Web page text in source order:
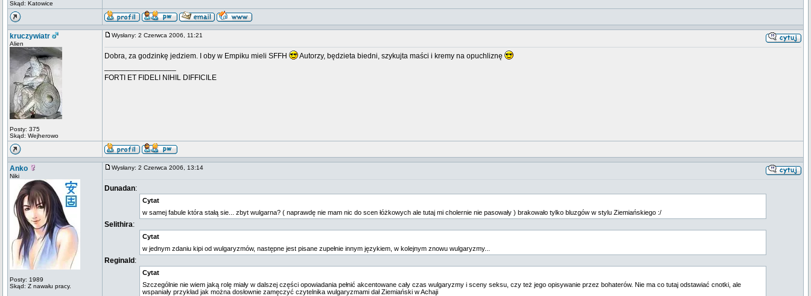
Skąd: Katowice
kruczywiatr
Alien
Posty: 375
Skąd: Wejherowo
Wysłany: 2 Czerwca 2006, 11:21
Dobra, za godzinkę jedziem. I oby w Empiku mieli SFFH
Autorzy, będzieta biedni, szykujta maści i kremy na opuchliznę
FORTI ET FIDELI NIHIL DIFFICILE
Anko
Niki
Posty: 1989
Skąd: Z nawału pracy.
Wysłany: 2 Czerwca 2006, 13:14
Dunadan:
Cytat
w samej fabule która stałą sie... zbyt wulgarna? ( naprawdę nie mam nic do scen łóżkowych ale tutaj mi cholernie nie pasowały ) brakowało tylko bluzgów w stylu Ziemiańskiego :/
Selithira:
Cytat
w jednym zdaniu kipi od wulgaryzmów, następne jest pisane zupełnie innym językiem, w kolejnym znowu wulgaryzmy...
Reginald :
Cytat
Szczególnie nie wiem jaką rolę miały w dalszej części opowiadania pełnić akcentowane cały czas wulgaryzmy i sceny seksu, czy też jego opisywanie przez bohaterów. Nie ma co tutaj odstawiać cnotki, ale
wspaniały przykład jak można dosłownie zamęczyć czytelnika wulgaryzmami dał Ziemiański w Achaji